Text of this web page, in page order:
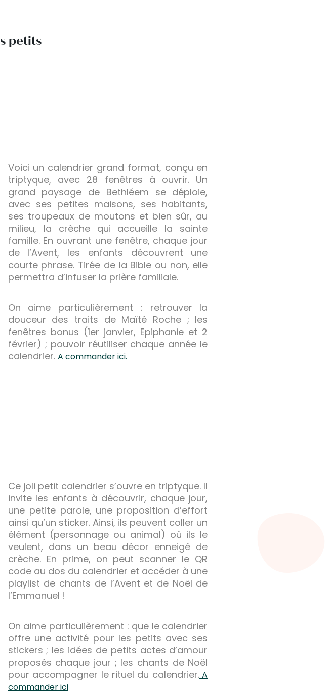
petits
Voici un calendrier grand format, conçu en
triptyque, avec 28 fenêtres à ouvrir. Un
grand paysage de Bethléem se déploie,
avec ses petites maisons, ses habitants,
ses troupeaux de moutons et bien sûr, au
milieu, la crèche qui accueille la sainte
famille. En ouvrant une fenêtre, chaque jour
de l’Avent, les enfants découvrent une
courte phrase. Tirée de la Bible ou non, elle
permettra d’infuser la prière familiale.
On aime particulièrement : retrouver la
douceur des traits de Maïté Roche ; les
fenêtres bonus (1er janvier, Epiphanie et 2
février) ; pouvoir réutiliser chaque année le
calendrier. A commander ici.
Ce joli petit calendrier s’ouvre en triptyque. Il
invite les enfants à découvrir, chaque jour,
une petite parole, une proposition d’effort
ainsi qu’un sticker. Ainsi, ils peuvent coller un
élément (personnage ou animal) où ils le
veulent, dans un beau décor enneigé de
crèche. En prime, on peut scanner le QR
code au dos du calendrier et accéder à une
playlist de chants de l’Avent et de Noël de
l’Emmanuel !
On aime particulièrement : que le calendrier
offre une activité pour les petits avec ses
stickers ; les idées de petits actes d’amour
proposés chaque jour ; les chants de Noël
pour accompagner le rituel du calendrier.A
commander ici